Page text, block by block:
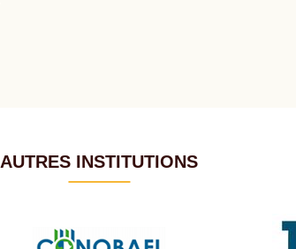
AUTRES INSTITUTIONS